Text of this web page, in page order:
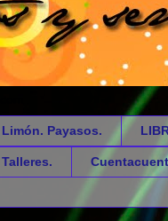
Payasos.
Talleres.